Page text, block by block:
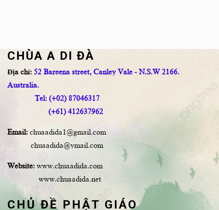
CHÙA A DI ĐÀ
Địa chỉ: 52 Bareena street, Canley Vale - N.S.W 2166.
Australia.
Tel: (+02) 87046317
(+61) 412637962
Email: chuaadida1@gmail.com
chuaadida@ymail.com
Website: www.chuaadida.com
www.chuaadida.net
CHỦ ĐỀ PHẬT GIÁO